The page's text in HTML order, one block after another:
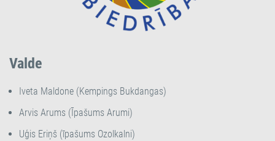
Valde
Iveta Maldone (Kempings Bukdangas)
Arvis Arums (Īpašums Arumi)
Uģis Eriņš (īpašums Ozolkalni)